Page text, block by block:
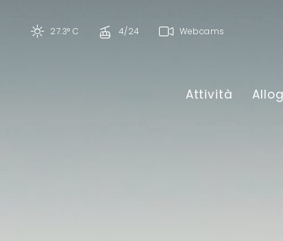
27.3° C 4/24 Webcams
Attività